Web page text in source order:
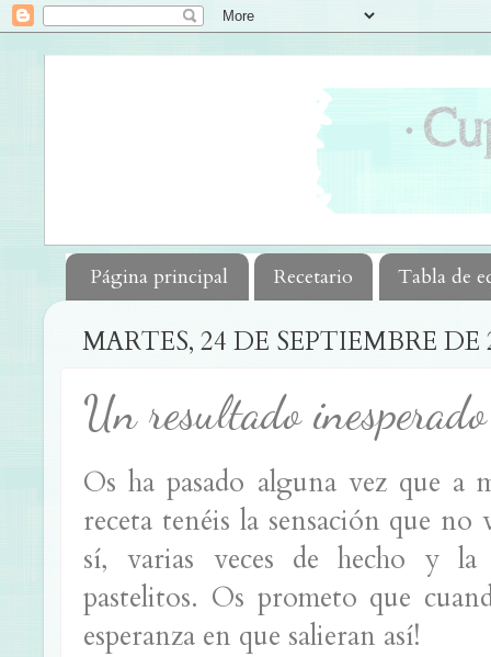
Página principal Recetario Tabla de
MARTES, 24 DE SEPTIEMBRE DE
Un resultado
Os ha pasado alguna vez que a
receta tenéis la sensación que no
sí, varias veces de hecho y
pastelitos. Os prometo que
esperanza en que salieran así!